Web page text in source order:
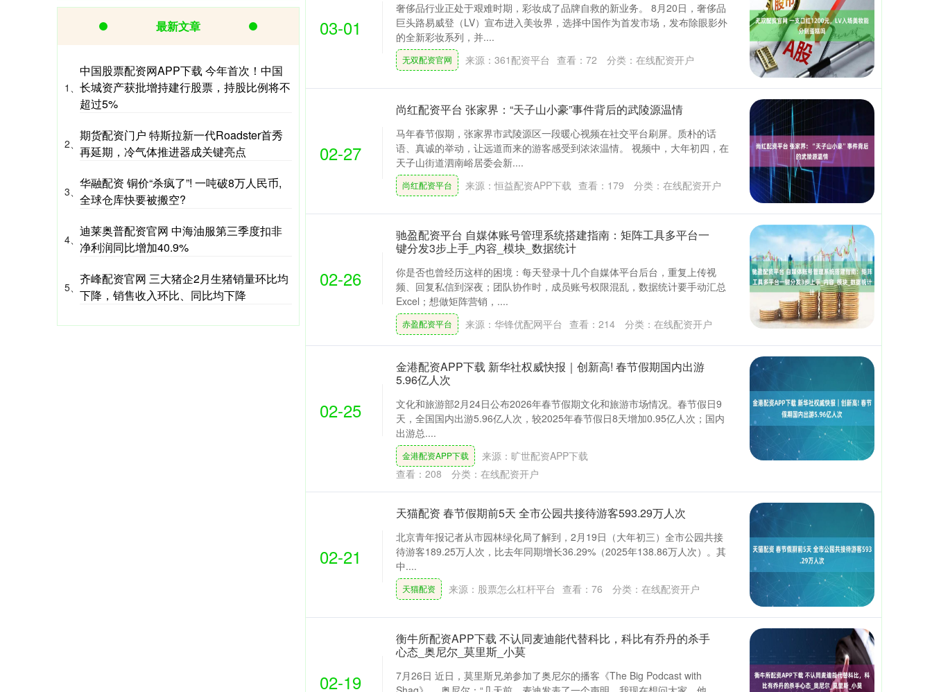
03-01
奢侈品行业正处于艰难时期，彩妆成了品牌自救的新业务。 8月20日，奢侈品
巨头路易威登（LV）宣布进入美妆界，选择中国作为首发市场，发布除眼影外
的全新彩妆系列，并....
无双配资官网 来源：361配资平台 查看： 72 分类： 在线配资开户
02-27
尚红配资平台 张家界：“天子山小豪”事件背后的武陵源温情
马年春节假期，张家界市武陵源区一段暖心视频在社交平台刷屏。质朴的话
语、真诚的举动，让远道而来的游客感受到浓浓温情。 视频中，大年初四，在
天子山街道泗南峪居委会新....
尚红配资平台 来源：恒益配资APP下载 查看： 179 分类： 在线配资开户
02-26
驰盈配资平台 自媒体账号管理系统搭建指南：矩阵工具多平台一
键分发3步上手_内容_模块_数据统计
你是否也曾经历这样的困境：每天登录十几个自媒体平台后台，重复上传视
频、回复私信到深夜；团队协作时，成员账号权限混乱，数据统计要手动汇总
Excel；想做矩阵营销，....
赤盈配资平台 来源：华锋优配网平台 查看： 214 分类： 在线配资开户
02-25
金港配资APP下载 新华社权威快报｜创新高! 春节假期国内出游
5.96亿人次
文化和旅游部2月24日公布2026年春节假期文化和旅游市场情况。春节假日9
天，全国国内出游5.96亿人次，较2025年春节假日8天增加0.95亿人次；国内
出游总....
金港配资APP下载
来源：旷世配资APP下载
查看： 208 分类： 在线配资开户
02-21
天猫配资 春节假期前5天 全市公园共接待游客593.29万人次
北京青年报记者从市园林绿化局了解到，2月19日（大年初三）全市公园共接
待游客189.25万人次，比去年同期增长36.29%（2025年138.86万人次）。其
中....
天猫配资 来源：股票怎么杠杆平台 查看： 76 分类： 在线配资开户
02-19
衡牛所配资APP下载 不认同麦迪能代替科比，科比有乔丹的杀手
心态_奥尼尔_莫里斯_小莫
7月26日 近日，莫里斯兄弟参加了奥尼尔的播客《The Big Podcast with
最新文章
1、
中国股票配资网APP下载 今年首次！中国
长城资产获批增持建行股票，持股比例将不
超过5%
2、
期货配资门户 特斯拉新一代Roadster首秀
再延期，冷气体推进器成关键亮点
3、
华融配资 铜价“杀疯了”! 一吨破8万人民币,
全球仓库快要被搬空?
4、
迪莱奥普配资官网 中海油服第三季度扣非
净利润同比增加40.9%
5、
齐峰配资官网 三大猪企2月生猪销量环比均
下降，销售收入环比、同比均下降